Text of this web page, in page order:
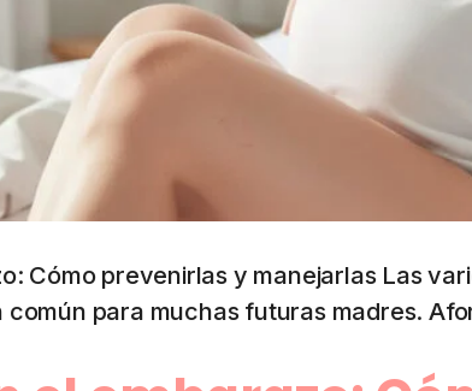
Cómo prevenirlas y manejarlas Las
común para muchas futuras madres.